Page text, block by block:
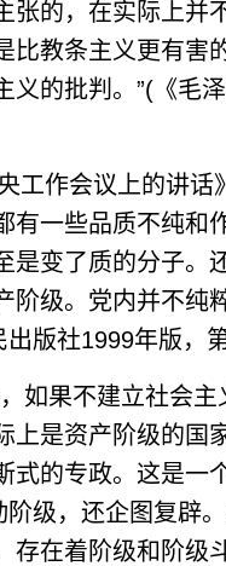
张的，在实际上并
比教条主义更有害
义的批判。”(《毛
作会议上的讲话
有一些品质不纯和
是变了质的分子。
阶级。党内并不纯
版社1999年版，
果不建立社会主
上是资产阶级的国
式的专政。这是一
阶级，还企图复辟
存在着阶级和阶级